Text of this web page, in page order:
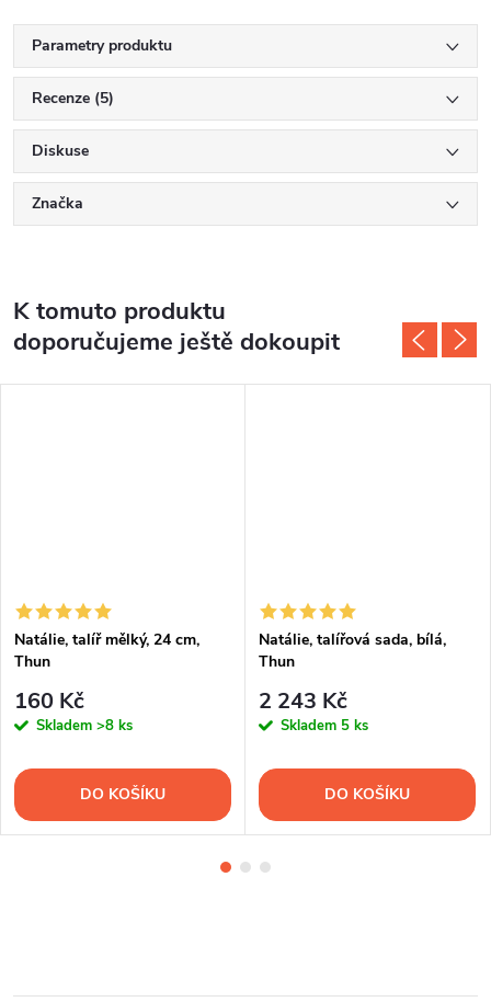
Parametry produktu
Recenze (5)
Diskuse
Značka
K tomuto produktu
doporučujeme ještě dokoupit
Natálie, talíř mělký, 24 cm,
Thun
160 Kč
Skladem >8 ks
DO KOŠÍKU
Natálie, talířová sada, bílá,
Thun
2 243 Kč
Skladem 5 ks
DO KOŠÍKU